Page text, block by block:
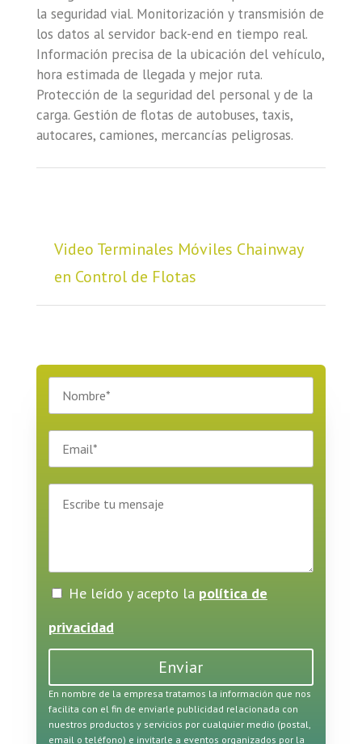
la seguridad vial. Monitorización y transmisión de
los datos al servidor back-end en tiempo real.
Información precisa de la ubicación del vehículo,
hora estimada de llegada y mejor ruta.
Protección de la seguridad del personal y de la
carga. Gestión de flotas de autobuses, taxis,
autocares, camiones, mercancías peligrosas.
Video Terminales Móviles Chainway
en Control de Flotas
He leído y acepto la política de
privacidad
Enviar
En nombre de la empresa tratamos la información que nos
facilita con el fin de enviarle publicidad relacionada con
nuestros productos y servicios por cualquier medio (postal,
email o teléfono) e invitarle a eventos organizados por la